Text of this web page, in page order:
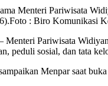
Menteri Pariwisata
: Biro Komunikasi
Menteri Pariwisata
peduli sosial, dan tata
Menpar saat